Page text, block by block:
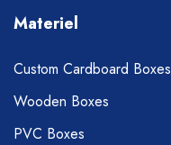
Materiel
Custom Cardboard Boxes
Wooden Boxes
PVC Boxes